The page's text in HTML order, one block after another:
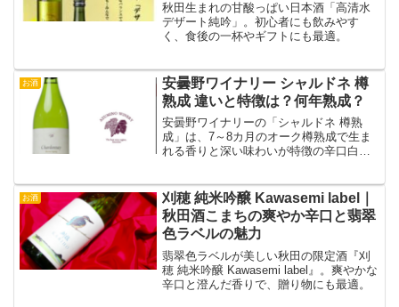
秋田生まれの甘酸っぱい日本酒「高清水
デザート純吟」。初心者にも飲みやす
く、食後の一杯やギフトにも最適。
お酒
安曇野ワイナリー シャルドネ 樽
熟成 違いと特徴は？何年熟成？
安曇野ワイナリーの「シャルドネ 樽熟
成」は、7～8カ月のオーク樽熟成で生ま
れる香りと深い味わいが特徴の辛口白ワ
お酒
刈穂 純米吟醸 Kawasemi label｜
秋田酒こまちの爽やか辛口と翡翠
色ラベルの魅力
翡翠色ラベルが美しい秋田の限定酒『刈
穂 純米吟醸 Kawasemi label』。爽やかな
辛口と澄んだ香りで、贈り物にも最適。